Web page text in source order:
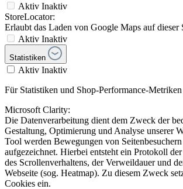
Aktiv Inaktiv
StoreLocator:
Erlaubt das Laden von Google Maps auf dieser
Aktiv Inaktiv
Statistiken
Aktiv Inaktiv
Für Statistiken und Shop-Performance-
Microsoft Clarity:
Die Datenverarbeitung dient dem Zweck der
Gestaltung, Optimierung und Analyse unserer
Tool werden Bewegungen von
aufgezeichnet. Hierbei entsteht ein Protokoll
des Scrollenverhaltens, der Verweildauer und
Webseite (sog. Heatmap). Zu diesem Zweck
Cookies ein.